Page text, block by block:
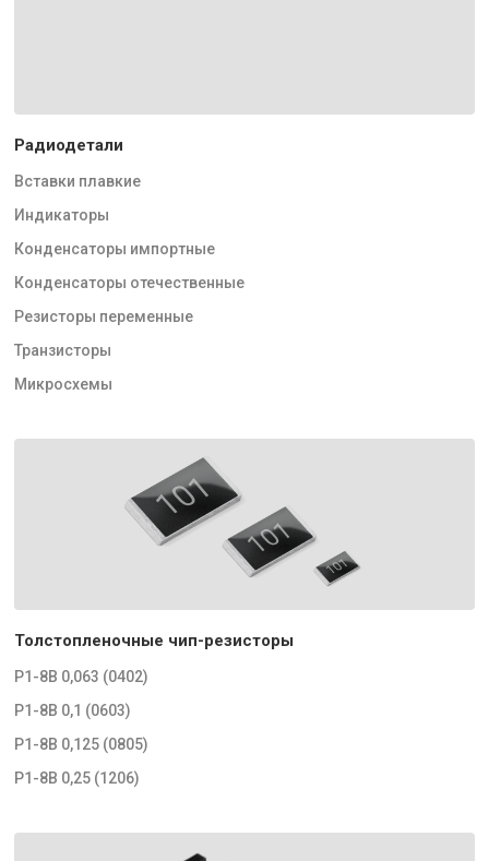
Радиодетали
Вставки плавкие
Индикаторы
Конденсаторы импортные
Конденсаторы отечественные
Резисторы переменные
Транзисторы
Микросхемы
Толстопленочные чип-резисторы
Р1-8В 0,063 (0402)
Р1-8В 0,1 (0603)
Р1-8В 0,125 (0805)
Р1-8В 0,25 (1206)